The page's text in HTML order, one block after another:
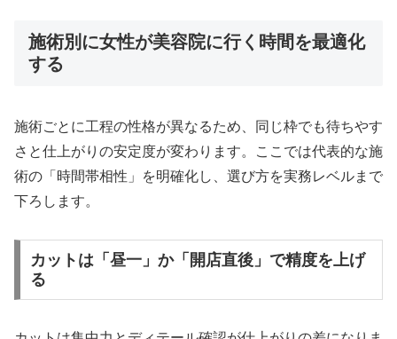
施術別に女性が美容院に行く時間を最適化
する
施術ごとに工程の性格が異なるため、同じ枠でも待ちやす
さと仕上がりの安定度が変わります。ここでは代表的な施
術の「時間帯相性」を明確化し、選び方を実務レベルまで
下ろします。
カットは「昼一」か「開店直後」で精度を上げ
る